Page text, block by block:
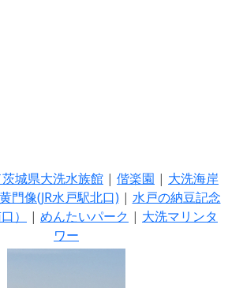
城県大洗水族館 | 偕楽園 | 大洗海岸
門像(JR水戸駅北口)| 水戸の納豆記念
）
| めんたいパーク | 大洗マリンタ
ワー